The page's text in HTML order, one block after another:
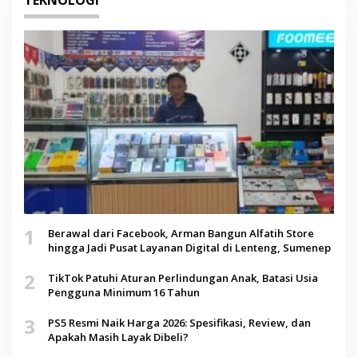
1
Berawal dari Facebook, Arman Bangun Alfatih Store
hingga Jadi Pusat Layanan Digital di Lenteng, Sumenep
2
TikTok Patuhi Aturan Perlindungan Anak, Batasi Usia
Pengguna Minimum 16 Tahun
3
PS5 Resmi Naik Harga 2026: Spesifikasi, Review, dan
Apakah Masih Layak Dibeli?